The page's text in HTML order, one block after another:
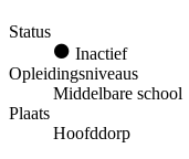
Status
Inactief
Opleidingsniveaus
Middelbare school
Plaats
Hoofddorp